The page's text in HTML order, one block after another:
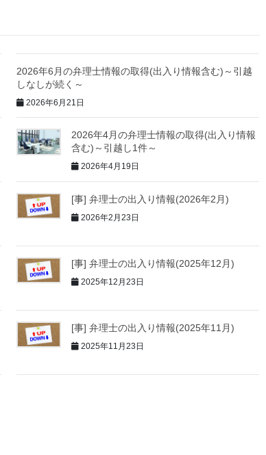
2026年6月の弁理士情報の取得(出入り情報含む)～引越
しなしが続く～
2026年6月21日
2026年4月の弁理士情報の取得(出入り情報
含む)～引越し1件～
2026年4月19日
[事] 弁理士の出入り情報(2026年2月)
2026年2月23日
[事] 弁理士の出入り情報(2025年12月)
2025年12月23日
[事] 弁理士の出入り情報(2025年11月)
2025年11月23日